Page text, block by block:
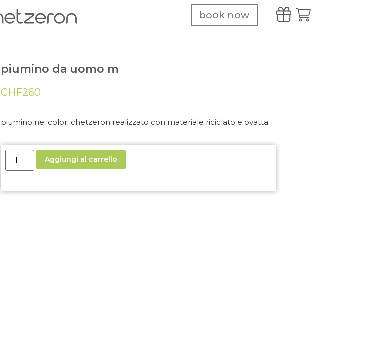
book now
piumino da uomo m
CHF260
piumino nei colori chetzeron realizzato con materiale riciclato e ovatta
Aggiungi al carrello